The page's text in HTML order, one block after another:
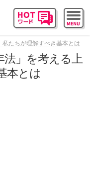
たちが理解すべき基本とは
」を考える上
本とは